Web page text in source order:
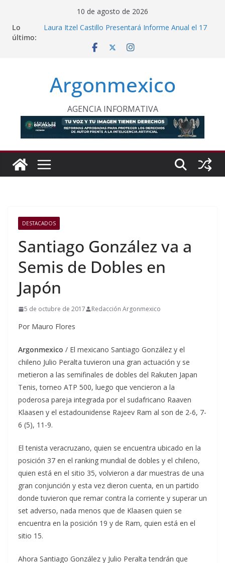
contenido
10 de agosto de 2026
Lo
último:
Laura Itzel Castillo Presentará Informe Anual el 17
Inaugura Clara Brugada Utopía “Elena Poniatowska
Permanente en México
Refuerzan Abasto de Agua en Acapulco Ante
Lluvias Intensas
INE Defiende Contrato con Territorium Life y Niega
Incumplimientos
Argonmexico
AGENCIA INFORMATIVA
DESTACADOS
Santiago González va a
Semis de Dobles en
Japón
5 de octubre de 2017 Redacción Argonmexico
Por Mauro Flores
Argonmexico / El mexicano Santiago González y el
chileno Julio Peralta tuvieron una gran actuación y se
metieron a las semifinales de dobles del Rakuten Japan
Tenis, torneo ATP 500, luego que vencieron a la
poderosa pareja integrada por el sudafricano Raaven
Klaasen y el estadounidense Rajeev Ram al son de 2-6, 7-
6 (5), 11-9.
El tenista veracruzano, quien se encuentra ubicado en la
posición 37 en el ranking mundial de dobles y el chileno,
quien está en el sitio 35, volvieron a dar muestras de una
gran conjunción y esta vez dieron cuenta, en un partido
donde tuvieron que remar contra la corriente y superar un
set adverso, nada menos que de Klaasen quien se
encuentra en la posición 19 y de Ram, quien está en el
sitio 15.
Ahora Santiago González y Julio Peralta tendrán que